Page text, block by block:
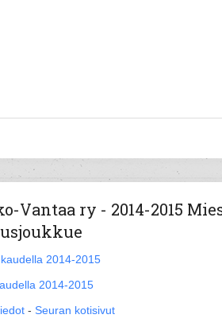
Vantaa ry - 2014-2015
2014-2015
2014-2015
- Seuran kotisivut